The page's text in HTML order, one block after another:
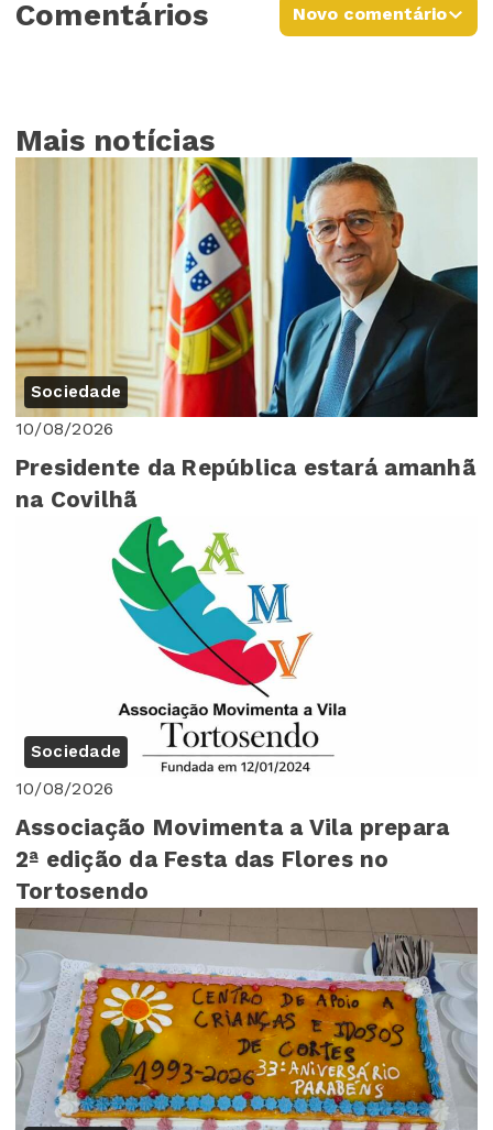
Comentários Novo comentário
Mais notícias
Sociedade
10/08/2026
Presidente da República estará amanhã
na Covilhã
Sociedade
10/08/2026
Associação Movimenta a Vila prepara
2ª edição da Festa das Flores no
Tortosendo